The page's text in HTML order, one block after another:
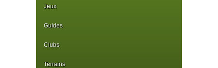
Jeux
Guides
Clubs
Terrains